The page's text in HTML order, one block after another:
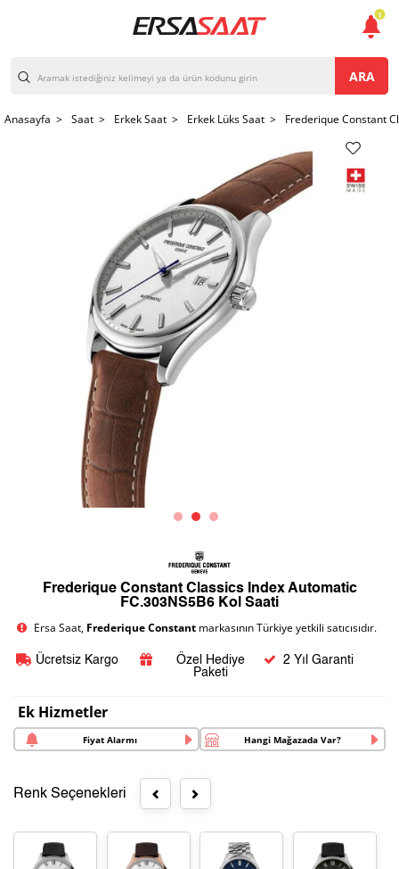
ARA
Anasayfa > Saat > Erkek Saat > Erkek Lüks Saat > Frederique Constant
Frederique Constant Classics Index Automatic
FC.303NS5B6 Kol Saati
Ersa Saat, Frederique Constant markasının Türkiye yetkili satıcısıdır.
Ücretsiz Kargo
Özel Hediye
Paketi
2 Yıl Garanti
Ek Hizmetler
Fiyat Alarmı Hangi Mağazada Var?
Renk Seçenekleri
1